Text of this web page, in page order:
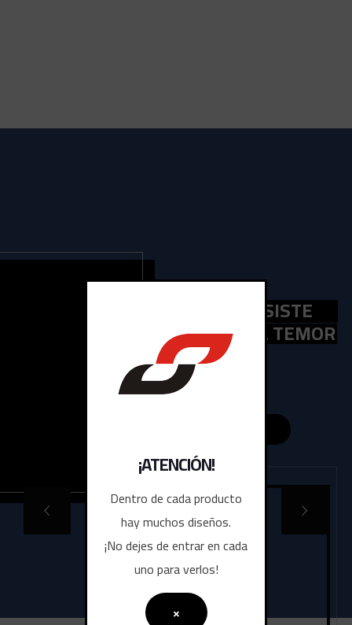
¡ATENCIÓN!
Dentro de cada producto
hay muchos diseños.
¡No dejes de entrar en cada
uno para verlos!
×